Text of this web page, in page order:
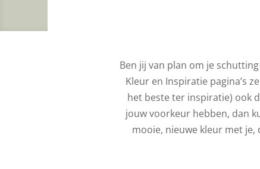
Ben jij van plan om je
Kleur en Inspiratie pagina’s
het beste ter inspiratie) ook
jouw voorkeur hebben, dan
mooie, nieuwe kleur met